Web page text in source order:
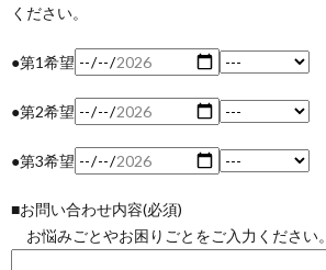
ください。
●第1希望
●第2希望
●第3希望
■お問い合わせ内容(必須)
お悩みごとやお困りごとをご入力ください。